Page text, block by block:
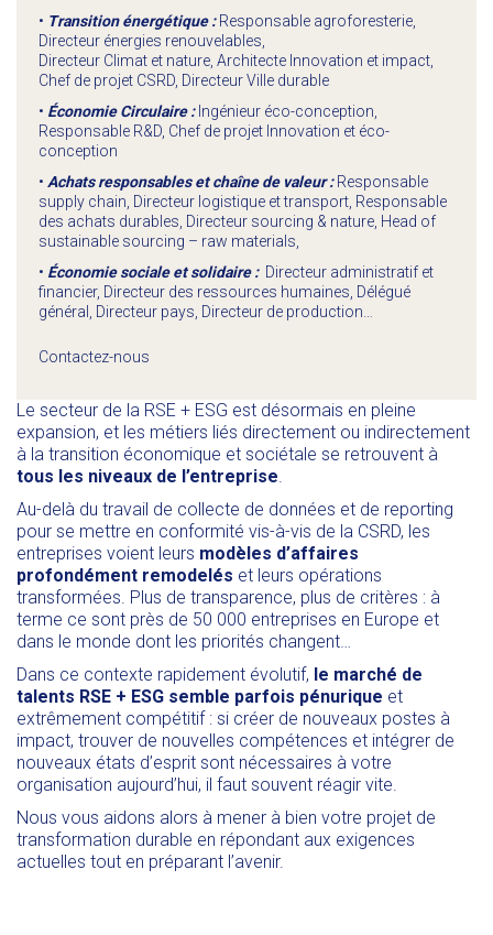
Le secteur de la RSE + ESG est désormais en pleine
expansion, et les métiers liés directement ou indirectement
à la transition économique et sociétale se retrouvent à
tous les niveaux de l’entreprise
Au-delà du travail de collecte de données et de reporting
pour se mettre en conformité vis-à-vis de la CSRD, les
entreprises voient leurs modèles d’affaires
profondément remodelés et leurs opérations
transformées. Plus de transparence, plus de critères : à
terme ce sont près de 50 000 entreprises en Europe et
dans le monde dont les priorités changent…
Dans ce contexte rapidement évolutif, le marché de
talents RSE + ESG semble parfois pénurique et
extrêmement compétitif : si créer de nouveaux postes à
impact, trouver de nouvelles compétences et intégrer de
nouveaux états d’esprit sont nécessaires à votre
organisation aujourd’hui, il faut souvent réagir vite.
Nous vous aidons alors à mener à bien votre projet de
transformation durable en répondant aux exigences
actuelles tout en préparant l’avenir.
• Transition énergétique : Responsable agroforesterie,
Directeur énergies renouvelables,
Directeur Climat et nature, Architecte Innovation et impact,
Chef de projet CSRD, Directeur Ville durable
• Économie Circulaire :Ingénieur éco-conception,
Responsable R&D, Chef de projet Innovation et éco-
conception
• Achats responsables et chaîne de valeur :Responsable
supply chain, Directeur logistique et transport, Responsable
des achats durables, Directeur sourcing & nature, Head of
sustainable sourcing – raw materials,
• Économie sociale et solidaire : Directeur administratif et
financier, Directeur des ressources humaines, Délégué
général, Directeur pays, Directeur de production…
Contactez-nous